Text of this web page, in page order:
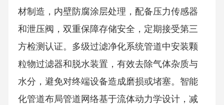
材制造，内壁防腐涂层处理，配备压力传感器
和泄压阀，双重保障存储安全，定期接受第三
方检测认证。多级过滤净化系统管道中安装颗
粒物过滤器和脱水装置，有效去除气体杂质与
水分，避免对终端设备造成磨损或堵塞。智能
化管道布局管道网络基于流体动力学设计，减